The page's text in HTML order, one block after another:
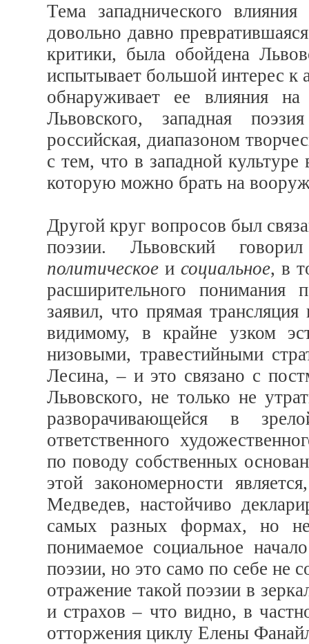
Тема западнического
довольно давно
критики, была обойдена
испытывает большой интерес к
обнаруживает ее влияния
Львовского, западная
российская, диапазоном
с тем, что в западной культуре
которую можно брать на
Другой круг вопросов был
поэзии. Львовский
политическое и социальное, в
расширительного понимания
заявил, что прямая
видимому, в крайне узком
низовыми, травестийными
Лесина, – и это связано с
Львовского, не только не
разворачивающейся в
ответственного
по поводу собственных
этой закономерности
Медведев, настойчиво
самых разных формах, но
понимаемое социальное
поэзии, но это само по себе не
отражение такой поэзии в
и страхов – что видно, в
отторжения циклу Елены